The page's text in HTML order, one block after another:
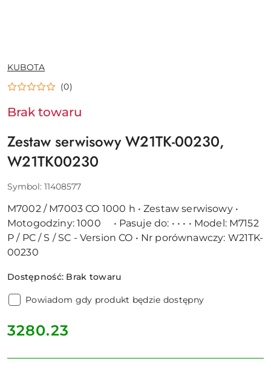
NAZWA
PRODUCENTA:
KUBOTA
(0)
Brak towaru
Zestaw serwisowy W21TK-00230,
W21TK00230
Symbol: 11408577
M7002 / M7003 CO 1000 h • Zestaw serwisowy •
Motogodziny: 1000 • Pasuje do: • • • • Model: M7152
P / PC / S / SC - Version CO • Nr porównawczy: W21TK-
00230
Dostępność: Brak towaru
Powiadom gdy produkt będzie dostępny
cena:
3280.23